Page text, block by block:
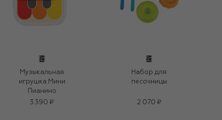
Музыкальная
игрушка Мини
Пианино
3 390 ₽
Набор для
песочницы
2 070 ₽